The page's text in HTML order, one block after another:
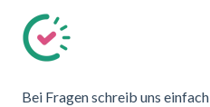
Bei Fragen schreib uns einfach